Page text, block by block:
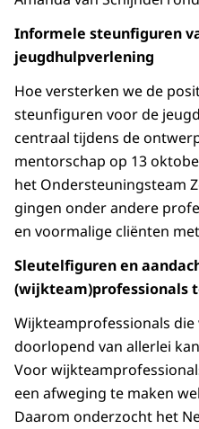
Informele steunfiguren
jeugdhulpverlening
Hoe versterken we de
steunfiguren voor de
centraal tijdens de
mentorschap op 13
het Ondersteuningsteam
gingen onder andere
en voormalige cliënten
Sleutelfiguren en
(wijkteam)professionals
Wijkteamprofessionals
doorlopend van allerlei
Voor
een afweging te maken
Daarom onderzocht het